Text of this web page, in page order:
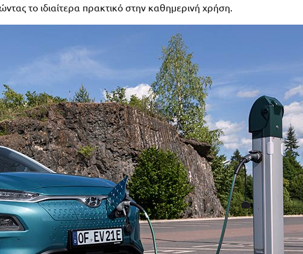
το ιδιαίτερα πρακτικό στην καθημερινή χρήση.